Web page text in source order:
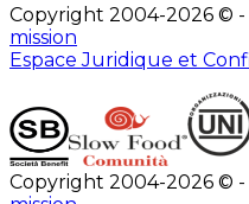
Copyright 2004-2026 © -
mission
Espace Juridique et
Copyright 2004-2026 © -